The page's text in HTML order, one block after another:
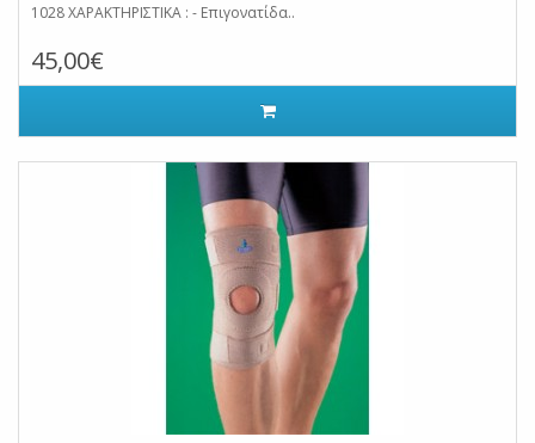
1028 ΧΑΡΑΚΤΗΡΙΣΤΙΚΑ : - Επιγονατίδα..
45,00€